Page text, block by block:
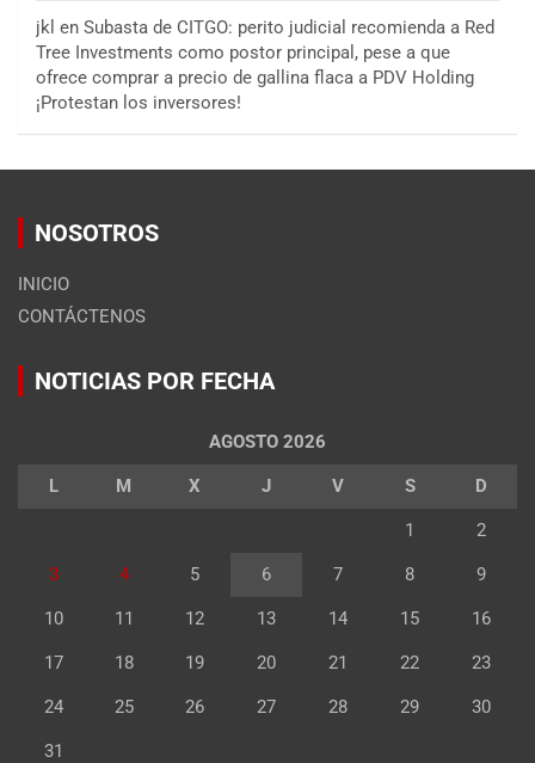
jkl en Subasta de CITGO: perito judicial recomienda a Red
Tree Investments como postor principal, pese a que
ofrece comprar a precio de gallina flaca a PDV Holding
¡Protestan los inversores!
NOSOTROS
INICIO
CONTÁCTENOS
NOTICIAS POR FECHA
AGOSTO 2026
L M X J V S D
1 2
3 4 5 6 7 8 9
10 11 12 13 14 15 16
17 18 19 20 21 22 23
24 25 26 27 28 29 30
31